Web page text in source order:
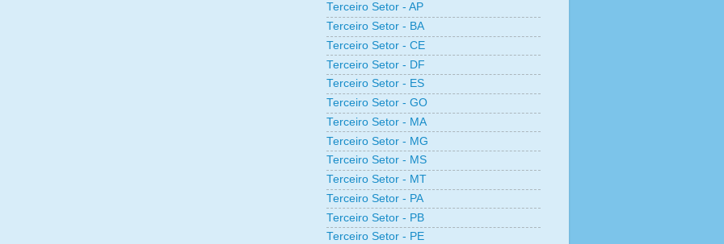
Terceiro Setor - AP
Terceiro Setor - BA
Terceiro Setor - CE
Terceiro Setor - DF
Terceiro Setor - ES
Terceiro Setor - GO
Terceiro Setor - MA
Terceiro Setor - MG
Terceiro Setor - MS
Terceiro Setor - MT
Terceiro Setor - PA
Terceiro Setor - PB
Terceiro Setor - PE